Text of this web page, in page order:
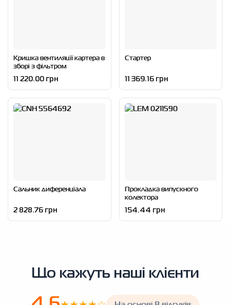
Кришка вентиляцїї картера в
зборі з фільтром
11 220.00 грн
Стартер
11 369.16 грн
Сальник диференціала
2 828.76 грн
Прокладка випускного
колектора
154.44 грн
Що кажуть наші клієнти